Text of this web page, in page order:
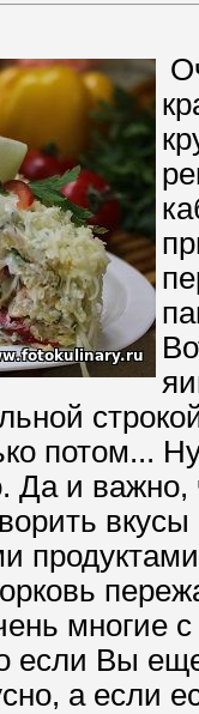
потом...
Да и
многие
если Вы
а если